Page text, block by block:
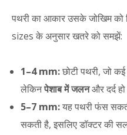
पथरी का आकार उसके जोखिम को
sizes के अनुसार खतरे को समझें:
1–4 mm:छोटी पथरी, जो
लेकिनपेशाब में जलनऔर दर्द
5–7 mm:यह पथरी फंस
सकती है, इसलिए डॉक्टर की